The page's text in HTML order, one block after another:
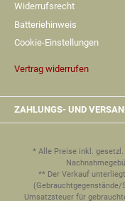
Widerrufsrecht
Batteriehinweis
Cookie-Einstellungen
Vertrag widerrufen
ZAHLUNGS- UND
* Alle Preise inkl.
** Der Verkauf
(Gebrauchtgegenstände/
Umsatzsteuer für